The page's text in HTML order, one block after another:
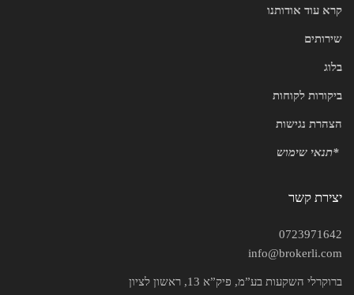
קרא עוד אודותנו
שירותים
בלוג
ביקורות לקוחות
הצהרת נגישות
*תנאי שימוש
יצירת קשר
0723971642
info@brokerli.com
ברוקרלי השקעות בע”מ, פיק”א 13, ראשון לציון